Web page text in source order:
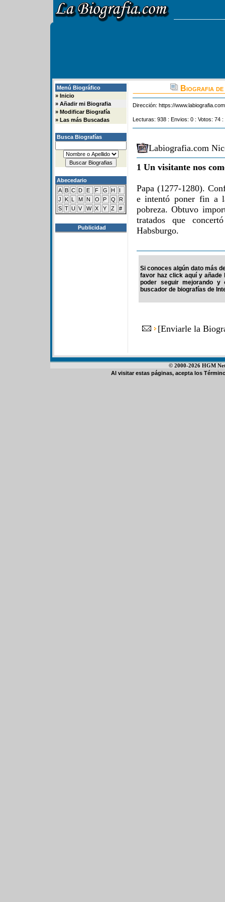
Menú Biográfico
» Inicio
» Añadir mi Biografia
» Modificar Biografía
» Las más Buscadas
Busca Biografías
Abecedario
A B C D E F G H
I
J
K L M N O P Q
R
S T U V W X Y Z #
Publicidad
Biografia
Dirección: https://
Lecturas: 938 : Envios: 0 : Votos: 74
Labiografia.com
1 Un visitante nos
Papa (1277-1280).
e intentó poner fin a
pobreza. Obtuvo
tratados que
Habsburgo.
Si conoces algún dato más
favor haz click aquí y
poder seguir mejorando y
buscador de biografías de
[Enviarle la
© 2000-2026 HGM
Al visitar estas páginas, acepta los